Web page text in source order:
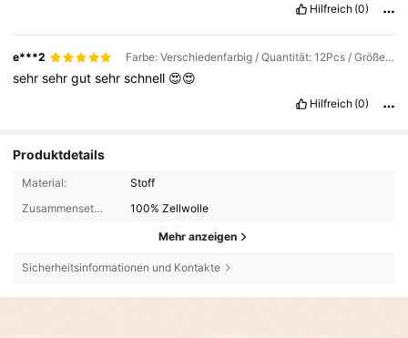
Hilfreich (0)
e***2 Farbe: Verschiedenfarbig / Quantität: 12Pcs / Größe: 38cm Round
sehrsehrgutsehrschnell 😍😍
Hilfreich (0)
Produktdetails
Material:
Stoff
Zusammensetzung:
100% Zellwolle
Mehr anzeigen
Sicherheitsinformationen und Kontakte